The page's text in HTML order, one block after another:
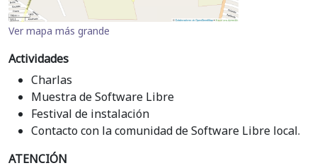
Ver mapa más grande
Actividades
Charlas
Muestra de Software Libre
Festival de instalación
Contacto con la comunidad de Software Libre local.
ATENCIÓN